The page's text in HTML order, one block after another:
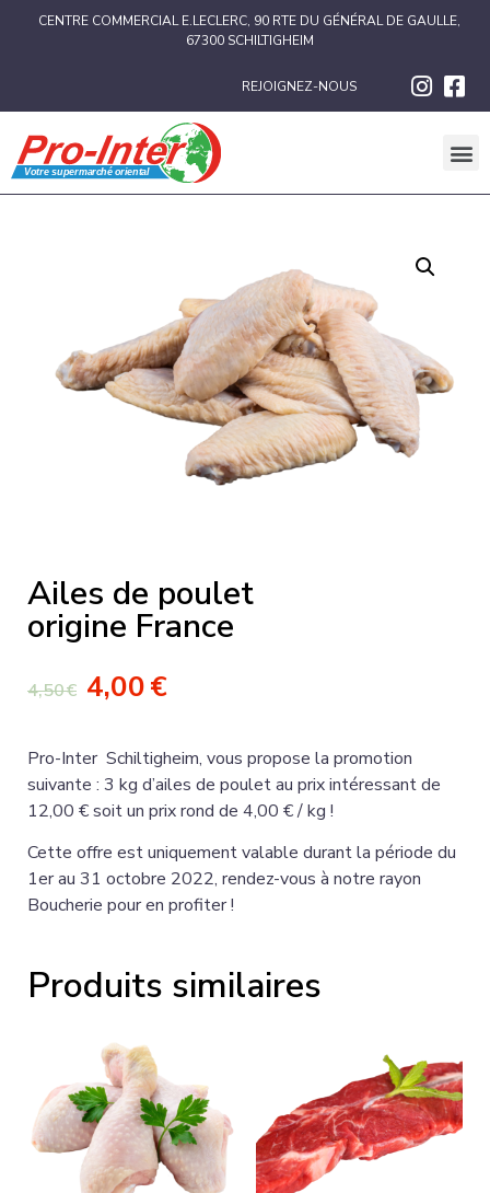
CENTRE COMMERCIAL E.LECLERC, 90 RTE DU GÉNÉRAL DE GAULLE,
67300 SCHILTIGHEIM
REJOIGNEZ-NOUS
Ailes de poulet
origine France
4,50€ 4,00€
Pro-Inter Schiltigheim, vous propose la promotion
suivante : 3 kg d’ailes de poulet au prix intéressant de
12,00 € soit un prix rond de 4,00 € / kg !
Cette offre est uniquement valable durant la période du
1erau 31 octobre 2022, rendez-vous à notre rayon
Boucherie pour en profiter !
Produits similaires